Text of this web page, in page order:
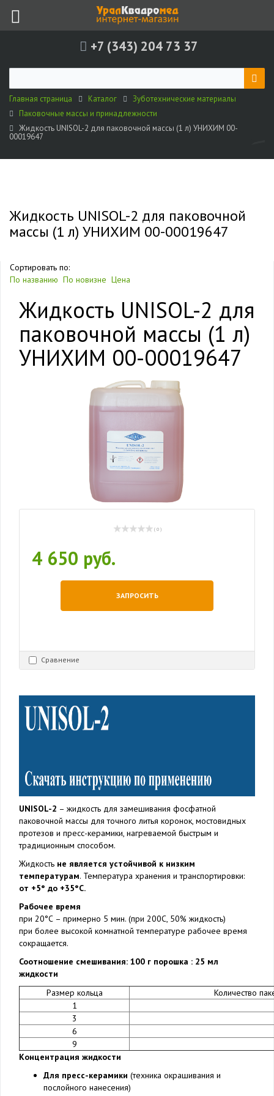
+7 (343) 204 73 37
Главная страница Каталог
Зуботехнические материалы
Паковочные массы и принадлежности
Жидкость UNISOL-2 для паковочной массы (1 л) УНИХИМ 00-
00019647
Жидкость UNISOL-2 для паковочной
массы (1 л) УНИХИМ 00-00019647
Сортировать по:
По названию По новизне Цена
Жидкость UNISOL-2 для
паковочной массы (1 л)
УНИХИМ 00-00019647
( 0 )
4 650 руб.
ЗАПРОСИТЬ
Сравнение
UNISOL-2 – жидкость для замешивания фосфатной
паковочной массы для точного литья коронок, мостовидных
протезов и пресс-керамики, нагреваемой быстрым и
традиционным способом.
Жидкость не является устойчивой к низким
температурам. Температура хранения и транспортировки:
от +5° до +35°С.
Рабочее время
при 20°С – примерно 5 мин. (при 200С, 50% жидкость)
при более высокой комнатной температуре рабочее время
сокращается.
Соотношение смешивания: 100 г порошка : 25 мл
жидкости
Размер кольца
Количество
1
3
6
9
Концентрация жидкости
Для пресс-керамики (техника окрашивания и
послойного нанесения)